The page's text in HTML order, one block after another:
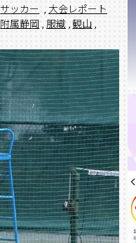
サッカー , 大会レポート
附属静岡 , 服織 ,観山 ,